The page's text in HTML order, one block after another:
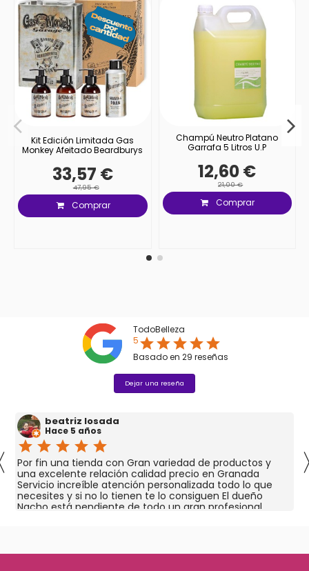
Kit Edición Limitada Gas
Monkey Afeitado Beardburys
33,57 €
47,95 €
Comprar
Champú Neutro Platano
Garrafa 5 Litros U.P
12,60 €
21,00 €
Comprar
TodoBelleza
5starstarstarstarstar
Basado en 29 reseñas
Dejar una reseña
beatriz losada
Hace 5 años
star star star star star
Por fin una tienda con Gran variedad de productos y
una excelente relación calidad precio en Granada
Servicio increíble atención personalizada todo lo que
necesites y si no lo tienen te lo consiguen El dueño
Nacho está pendiente de todo un gran profesional